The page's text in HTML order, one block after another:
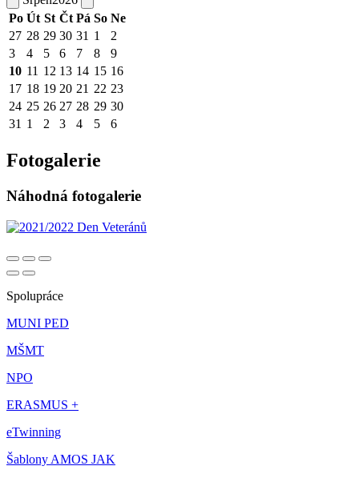
Po Út St Čt Pá So Ne
27 28 29 30 31 1
2
3
4 5 6 7 8
9
10 11 12 13 14 15 16
17 18 19 20 21 22 23
24 25 26 27 28 29 30
31 1 2 3 4 5 6
Fotogalerie
Náhodná fotogalerie
Spolupráce
MUNI PED
MŠMT
NPO
ERASMUS +
eTwinning
Šablony AMOS JAK